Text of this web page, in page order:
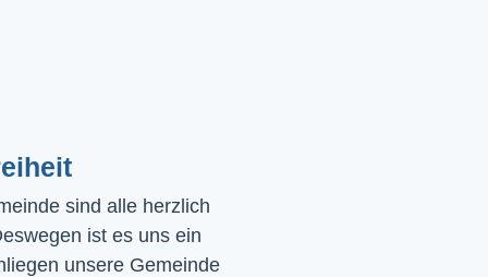
sind alle herzlich
ist es uns ein
unsere Gemeinde